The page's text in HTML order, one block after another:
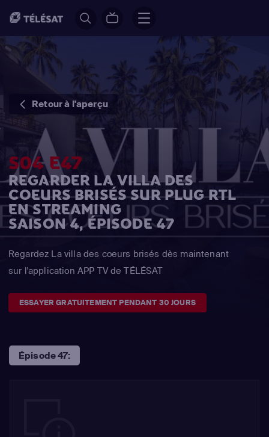
Retour à l'aperçu
S04 E47
REGARDER LA VILLA DES
COEURS BRISÉS SUR PLUG RTL
EN STREAMING
SAISON 4, ÉPISODE 47
Regardez La villa des coeurs brisés dès maintenant
sur l'application APP TV de TÉLÉSAT
ESSAYER GRATUITEMENT PENDANT 30 JOURS
Épisode 47: